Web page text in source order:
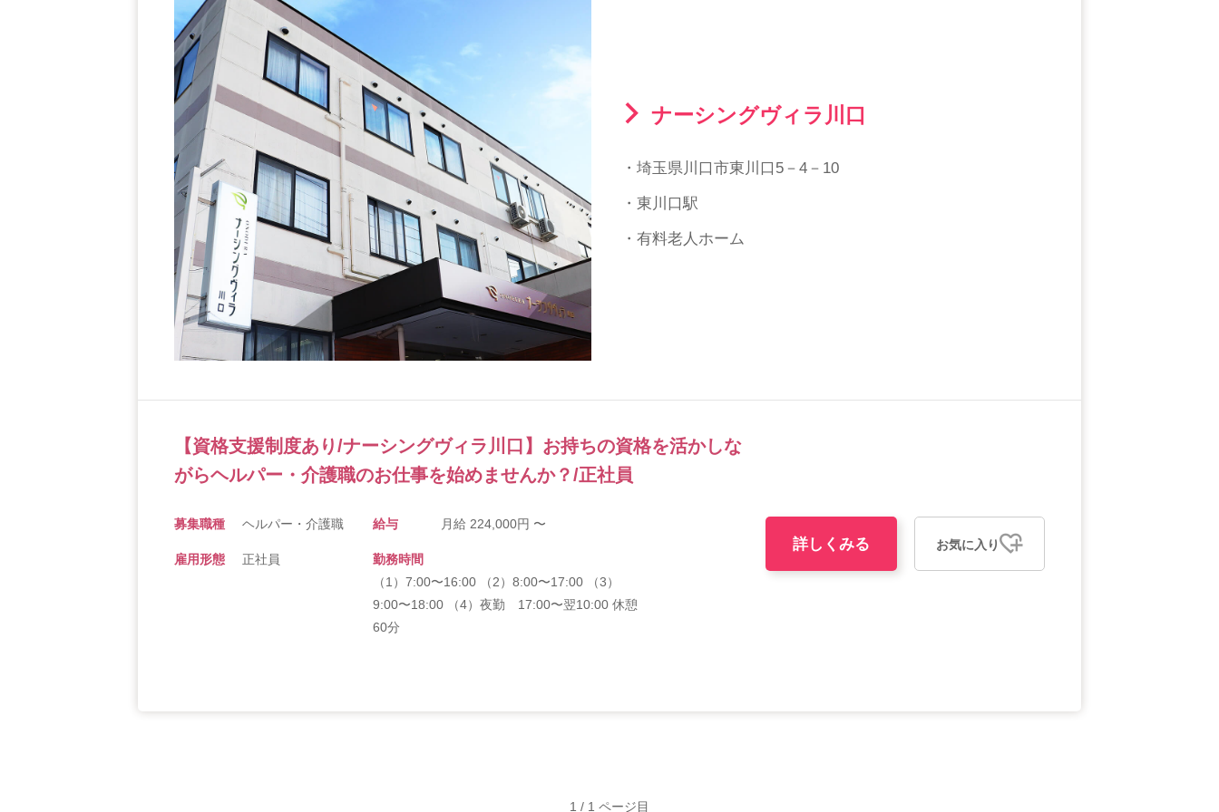
ナーシングヴィラ川口
・埼玉県川口市東川口5－4－10
・東川口駅
・有料老人ホーム
【資格支援制度あり/ナーシングヴィラ川口】お持ちの資格を活かしな
がらヘルパー・介護職のお仕事を始めませんか？/正社員
募集職種 ヘルパー・介護職 給与 月給 224,000円 〜
雇用形態 正社員
勤務時間
（1）7:00〜16:00 （2）8:00〜17:00 （3）
9:00〜18:00 （4）夜勤 17:00〜翌10:00 休憩
60分
詳しくみる お気に入り
1 / 1 ページ目